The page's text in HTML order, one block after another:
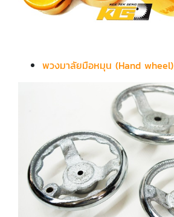
พวงมาลัยมือหมุน (Hand wheel)